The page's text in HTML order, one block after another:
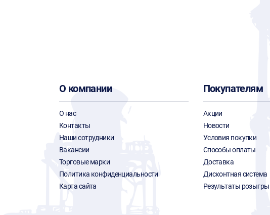
О компании
О нас
Контакты
Наши сотрудники
Вакансии
Торговые марки
Политика конфиденциальности
Карта сайта
Покупателям
Акции
Новости
Условия покупки
Способы оплаты
Доставка
Дисконтная система
Результаты